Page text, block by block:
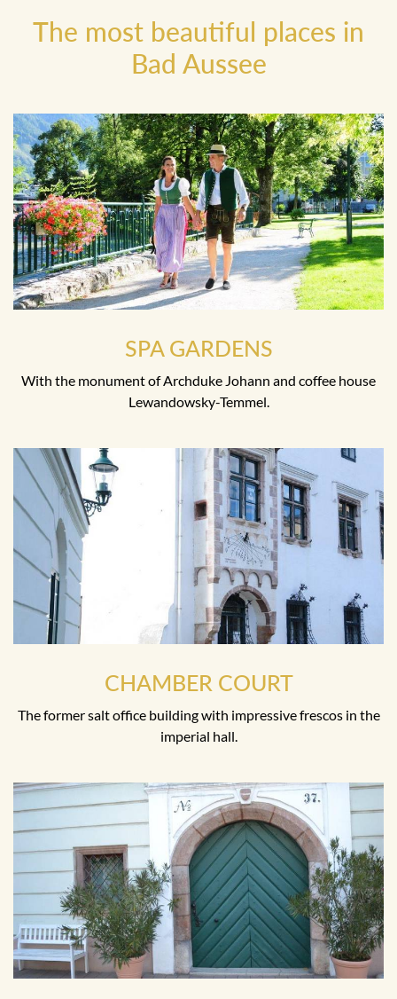
The most beautiful places in
Bad Aussee
SPA GARDENS
With the monument of Archduke Johann and coffee house
Lewandowsky-Temmel.
CHAMBER COURT
The former salt office building with impressive frescos in the
imperial hall.